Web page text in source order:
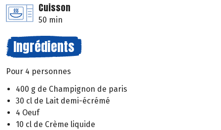
Cuisson
50 min
Ingrédients
Pour 4 personnes
400 g de Champignon de paris
30 cl de Lait demi-écrémé
4 Oeuf
10 cl de Crème liquide